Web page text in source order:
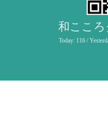
和こころ
Today: 116/